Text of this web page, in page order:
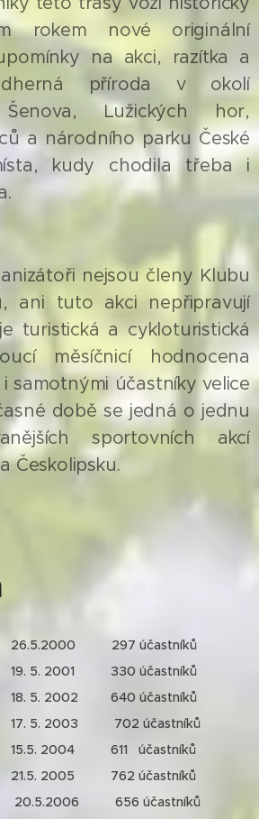
rokem nové originální
na akci, razítka a
příroda v okolí
Šenova, Lužických hor,
a národního parku České
kudy chodila třeba i
nejsou členy Klubu
ani tuto akci nepřipravují
turistická a cykloturistická
měsíčnicí hodnocena
samotnými účastníky velice
době se jedná o jednu
sportovních akcí
Českolipsku.
297 účastníků
5. 2001 330 účastníků
5. 2002 640 účastníků
5. 2003 702 účastníků
2004 611 účastníků
2005 762 účastníků
656 účastníků